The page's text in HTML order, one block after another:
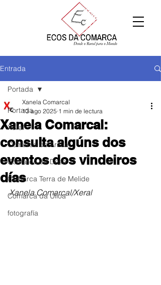
Entrada
Portada
Xeral
Comarca de Arzúa
Comarca de Deza
Comarca Terra de Melide
Comarca da Ulloa
fotografía
Portada
Xanela Comarcal:
consulta algúns dos
eventos dos vindeiros
días
Xanela Comarcal
13 ago 2025 1 min de lectura
Xanela Comarcal/Xeral